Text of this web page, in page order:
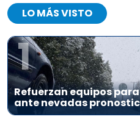
LO MÁS VISTO
1
Refuerzan equipos
ante nevadas